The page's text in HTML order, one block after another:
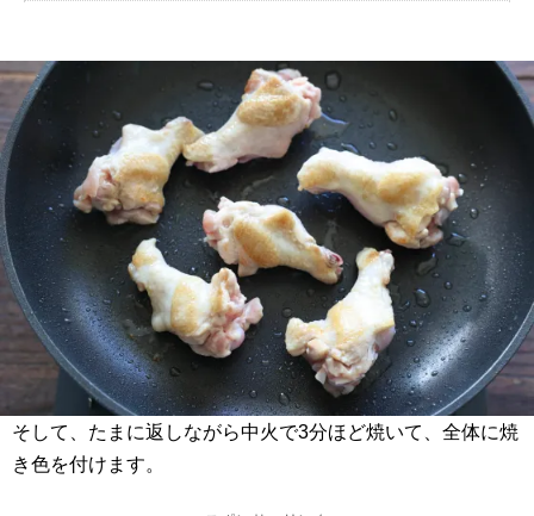
そして、たまに返しながら中火で3分ほど焼いて、全体に焼
き色を付けます。